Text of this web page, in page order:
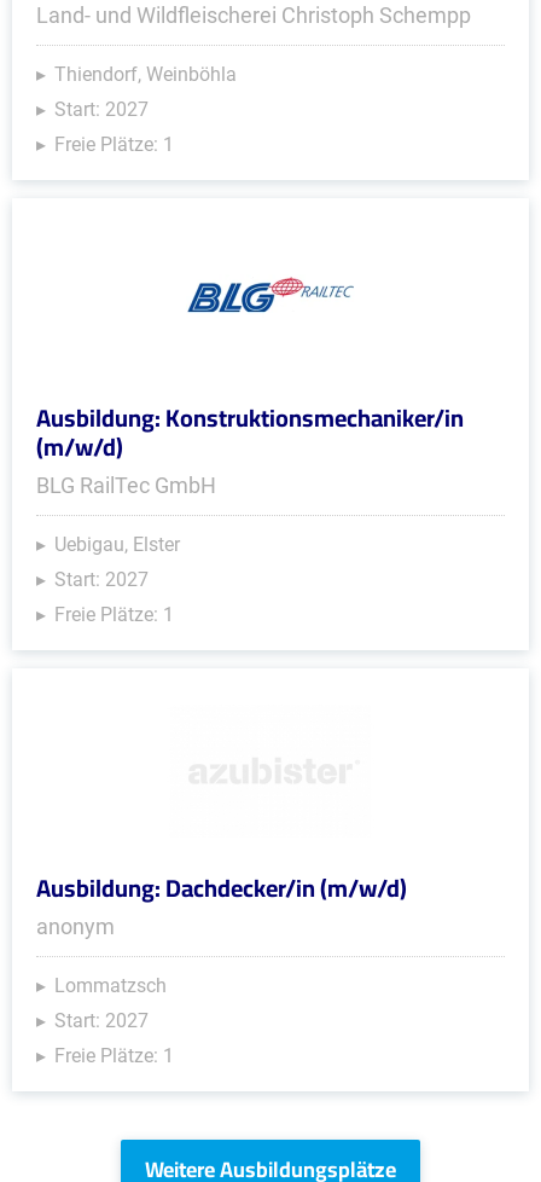
Land- und Wildfleischerei Christoph Schempp
Thiendorf, Weinböhla
Start: 2027
Freie Plätze: 1
Ausbildung: Konstruktionsmechaniker/in
(m/w/d)
BLG RailTec GmbH
Uebigau, Elster
Start: 2027
Freie Plätze: 1
Ausbildung: Dachdecker/in (m/w/d)
anonym
Lommatzsch
Start: 2027
Freie Plätze: 1
Weitere Ausbildungsplätze